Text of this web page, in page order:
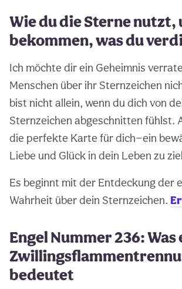
Wie du die Sterne nutzt,
bekommen, was du
Ich möchte dir ein Geheimnis
Menschen über ihr Sternzeichen
bist nicht allein, wenn du dich von
Sternzeichen abgeschnitten fühlst.
die perfekte Karte für dich—ein
Liebe und Glück in dein Leben zu
Es beginnt mit der Entdeckung der
Wahrheit über dein Sternzeichen.
Engel Nummer 236: Was
bedeutet